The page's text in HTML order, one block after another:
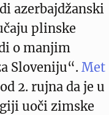
azerbajdžanski
plinske
o manjim
Sloveniju“. Met
2. rujna da je u
uoči zimske